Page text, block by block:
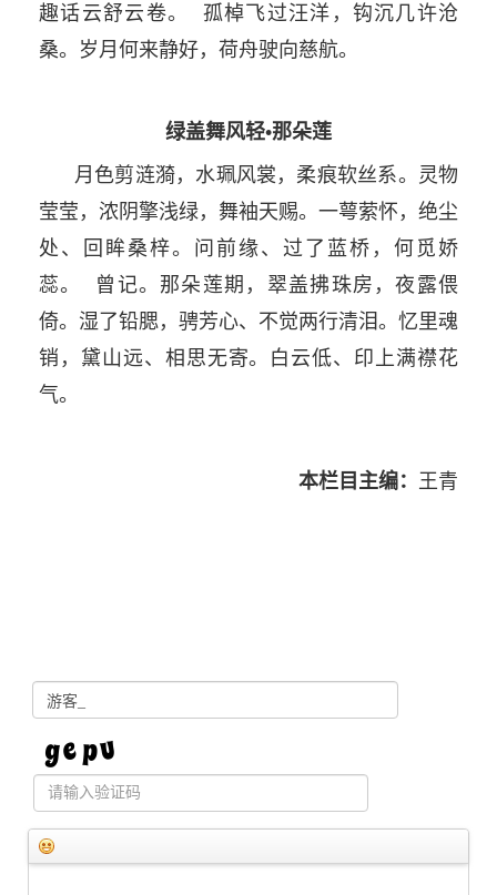
趣话云舒云卷。 孤棹飞过汪洋，钩沉几许沧
桑。岁月何来静好，荷舟驶向慈航。
绿盖舞风轻•那朵莲
月色剪涟漪，水珮风裳，柔痕软丝系。灵物
莹莹，浓阴擎浅绿，舞袖天赐。一萼萦怀，绝尘
处、回眸桑梓。问前缘、过了蓝桥，何觅娇
蕊。 曾记。那朵莲期，翠盖拂珠房，夜露偎
倚。湿了铅腮，骋芳心、不觉两行清泪。忆里魂
销，黛山远、相思无寄。白云低、印上满襟花
气。
本栏目主编： 王青